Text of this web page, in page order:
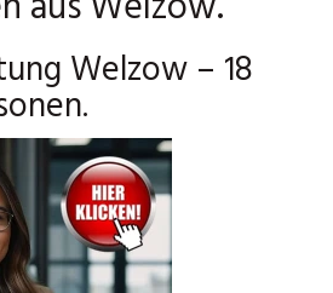
Welzow – 18